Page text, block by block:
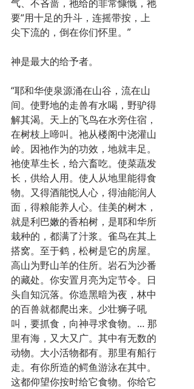
气、不吝啬，祂给的非常慷慨，祂
要“用十足的升斗，连摇带按，上
尖下流的，倒在你们怀里。”
神是最大的给予者。
“耶和华使泉源涌在山谷，流在山
间。使野地的走兽有水喝，野驴得
解其渴。天上的飞鸟在水旁住宿，
在树枝上啼叫。祂从楼阁中浇灌山
岭。因祂作为的功效，地就丰足。
祂使草生长，给六畜吃。使菜蔬发
长，供给人用。使人从地里能得食
物。又得酒能悦人心，得油能润人
面，得粮能养人心。佳美的树木，
就是利巴嫩的香柏树，是耶和华所
栽种的，都满了汁浆。雀鸟在其上
搭窝。至于鹤，松树是它的房屋。
高山为野山羊的住所。岩石为沙番
的藏处。你安置月亮为定节令。日
头自知沉落。你造黑暗为夜，林中
的百兽就都爬出来。少壮狮子吼
叫，要抓食，向神寻求食物。… 那
里有海，又大又广。其中有无数的
动物。大小活物都有。那里有船行
走。有你所造的鳄鱼游泳在其中。
这都仰望你按时给它食物。你给它